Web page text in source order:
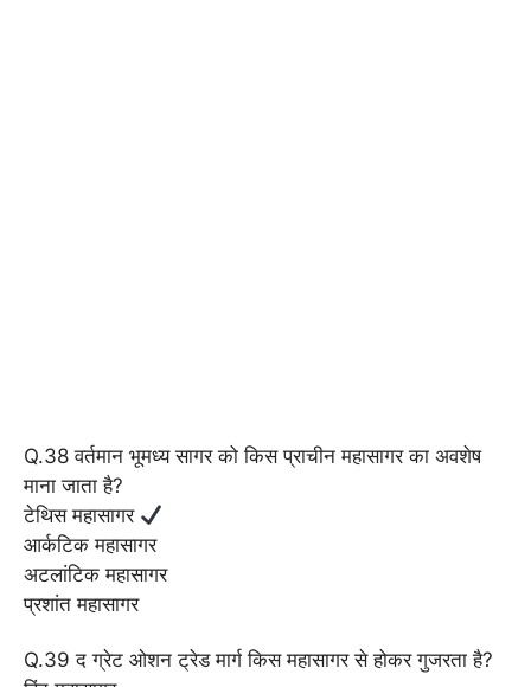
Q.38 वर्तमान भूमध्य सागर को किस प्राचीन महासागर का अवशेष
माना जाता है?
टेथिस महासागर
आर्कटिक महासागर
अटलांटिक महासागर
प्रशांत महासागर
Q.39 द ग्रेट ओशन ट्रेड मार्ग किस महासागर से होकर गुजरता है?